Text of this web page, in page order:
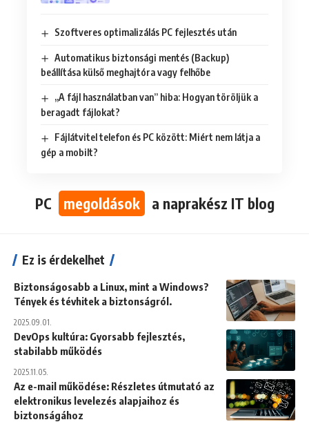
Szoftveres optimalizálás PC fejlesztés után
Automatikus biztonsági mentés (Backup)
beállítása külső meghajtóra vagy felhőbe
„A fájl használatban van” hiba: Hogyan töröljük a
beragadt fájlokat?
Fájlátvitel telefon és PC között: Miért nem látja a
gép a mobilt?
PC megoldások a naprakész IT blog
Ez is érdekelhet
Biztonságosabb a Linux, mint a Windows?
Tények és tévhitek a biztonságról.
2025.09.01.
DevOps kultúra: Gyorsabb fejlesztés,
stabilabb működés
2025.11.05.
Az e-mail működése: Részletes útmutató az
elektronikus levelezés alapjaihoz és
biztonságához